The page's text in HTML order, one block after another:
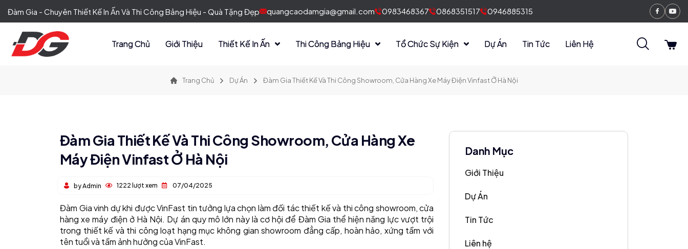
Đàm Gia - Chuyên Thiết Kế In Ấn Và Thi Công Bảng Hiệu - Quà Tặng Đẹp quangcaodamgia@gmail.com 0983468367 0868351517 0946885315
Trang Chủ Giới Thiệu Thiết Kế In Ấn Thi Công Bảng Hiệu Tổ Chức Sự Kiện Dự Án Tin Tức Liên Hệ
Trang Chủ Dự Án Đàm Gia Thiết Kế Và Thi Công Showroom, Cửa Hàng Xe Máy Điện Vinfast Ở Hà Nội
Đàm Gia Thiết Kế Và Thi Công Showroom, Cửa Hàng Xe
Máy Điện Vinfast Ở Hà Nội
by Admin 1222 lượt xem 07/04/2025
Đàm Gia vinh dự khi được VinFast tin tưởng lựa chọn làm đối tác thiết kế và thi công showroom, cửa
hàng xe máy điện ở Hà Nội. Dự án quy mô lớn này là cơ hội để Đàm Gia thể hiện năng lực vượt trội
trong thiết kế và thi công loạt hạng mục không gian showroom đẳng cấp, hoàn hảo, xứng tầm với
tên tuổi và tầm ảnh hưởng của VinFast.
Danh Mục
Giới Thiệu
Dự Án
Tin Tức
Liên hệ